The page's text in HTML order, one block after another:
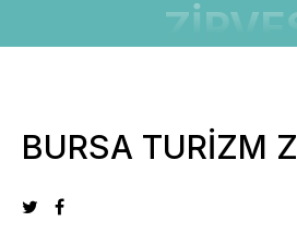
BURSA TURİZM